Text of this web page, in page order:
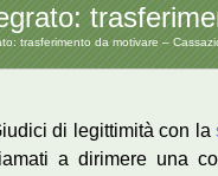
trasferimento da motivare –
di legittimità con la
a dirimere una